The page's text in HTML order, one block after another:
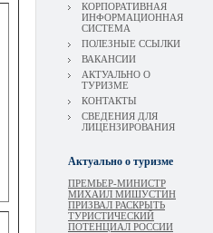
КОРПОРАТИВНАЯ
ИНФОРМАЦИОННАЯ
СИСТЕМА
ПОЛЕЗНЫЕ ССЫЛКИ
ВАКАНСИИ
АКТУАЛЬНО О
ТУРИЗМЕ
КОНТАКТЫ
СВЕДЕНИЯ ДЛЯ
ЛИЦЕНЗИРОВАНИЯ
Актуально о туризме
ПРЕМЬЕР-МИНИСТР
МИХАИЛ МИШУСТИН
ПРИЗВАЛ РАСКРЫТЬ
ТУРИСТИЧЕСКИЙ
ПОТЕНЦИАЛ РОССИИ